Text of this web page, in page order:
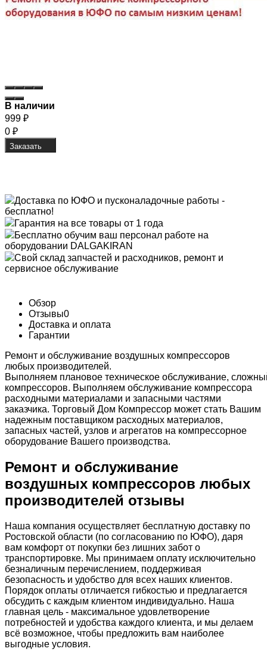
В наличии
999 ₽
0 ₽
Заказать
Доставка по ЮФО и пусконаладочные работы -
бесплатно!
Гарантия на все товары от 1 года
Бесплатно обучим ваш персонал работе на
оборудовании DALGAKIRAN
Свой склад запчастей и расходников, ремонт и
сервисное обслуживание
Обзор
Отзывы0
Доставка и оплата
Гарантии
Ремонт и обслуживание воздушных компрессоров
любых производителей.
Выполняем плановое техническое обслуживание,
компрессоров. Выполняем обслуживание компрессора
расходными материалами и запасными частями
заказчика. Торговый Дом Компрессор может стать Вашим
надежным поставщиком расходных материалов,
запасных частей, узлов и агрегатов на компрессорное
оборудование Вашего производства.
Ремонт и обслуживание
воздушных компрессоров любых
производителей отзывы
Наша компания осуществляет бесплатную доставку по
Ростовской области (по согласованию по ЮФО), даря
вам комфорт от покупки без лишних забот о
транспортировке. Мы принимаем оплату исключительно
безналичным перечислением, поддерживая
безопасность и удобство для всех наших клиентов.
Порядок оплаты отличается гибкостью и предлагается
обсудить с каждым клиентом индивидуально. Наша
главная цель - максимальное удовлетворение
потребностей и удобства каждого клиента, и мы делаем
всё возможное, чтобы предложить вам наиболее
выгодные условия.